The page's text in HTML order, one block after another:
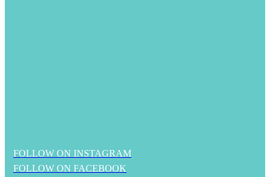
FOLLOW ON INSTAGRAM
FOLLOW ON FACEBOOK